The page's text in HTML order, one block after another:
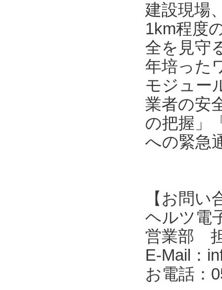
建設現場
1km程度
全を見守
年培った
モジュー
業者の安
の把握」
への緊急
【お問い
ヘルツ電
営業部
E-Mail：
お電話：